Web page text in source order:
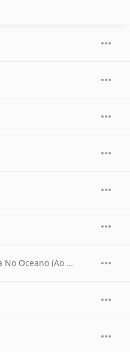
Bilhete 2.0 / Incidental: Uma Gota No Oceano (Ao Vivo)